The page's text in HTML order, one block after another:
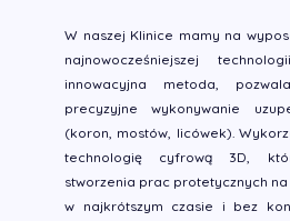
W naszej Klinice mamy na
najnowocześniejszej
innowacyjna metoda,
precyzyjne wykonywanie
(koron, mostów, licówek).
technologię cyfrową 3D,
stworzenia prac protetycznych
w najkrótszym czasie i bez